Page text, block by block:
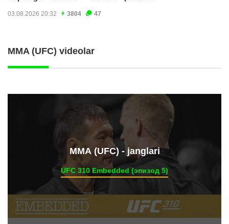
03.08.2026 20:32 3804 47
MMA (UFC) videolar
ММА (UFC) - janglari
UFC 310 Embedded (эпизод 5)